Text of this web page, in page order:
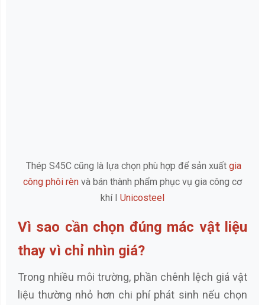
Thép S45C cũng là lựa chọn phù hợp để sản xuất gia
công phôi rèn và bán thành phẩm phục vụ gia công cơ
khí I Unicosteel
Vì sao cần chọn đúng mác vật liệu
thay vì chỉ nhìn giá?
Trong nhiều môi trường, phần chênh lệch giá vật
liệu thường nhỏ hơn chi phí phát sinh nếu chọn